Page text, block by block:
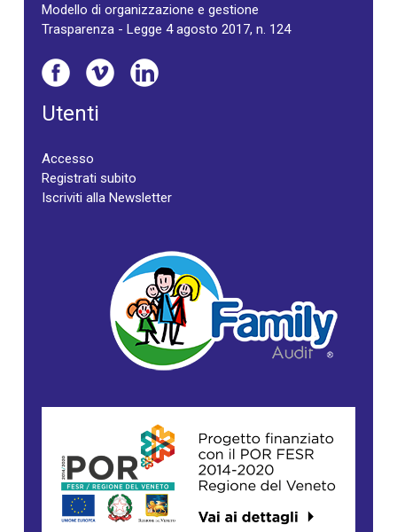
Modello di organizzazione e gestione
Trasparenza - Legge 4 agosto 2017, n. 124
Utenti
Accesso
Registrati subito
Iscriviti alla Newsletter